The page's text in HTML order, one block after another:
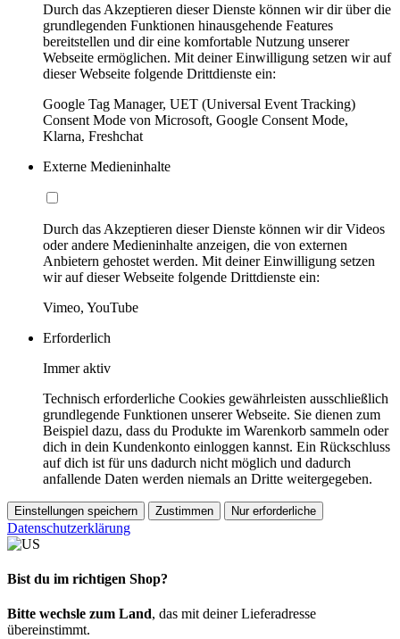
Durch das Akzeptieren dieser Dienste können wir dir über die
grundlegenden Funktionen hinausgehende Features
bereitstellen und dir eine komfortable Nutzung unserer
Webseite ermöglichen. Mit deiner Einwilligung setzen wir auf
dieser Webseite folgende Drittdienste ein:
Google Tag Manager, UET (Universal Event Tracking)
Consent Mode von Microsoft, Google Consent Mode,
Klarna, Freshchat
Externe Medieninhalte
Durch das Akzeptieren dieser Dienste können wir dir Videos
oder andere Medieninhalte anzeigen, die von externen
Anbietern gehostet werden. Mit deiner Einwilligung setzen
wir auf dieser Webseite folgende Drittdienste ein:
Vimeo, YouTube
Erforderlich
Immer aktiv
Technisch erforderliche Cookies gewährleisten ausschließlich
grundlegende Funktionen unserer Webseite. Sie dienen zum
Beispiel dazu, dass du Produkte im Warenkorb sammeln oder
dich in dein Kundenkonto einloggen kannst. Ein Rückschluss
auf dich ist für uns dadurch nicht möglich und dadurch
anfallende Daten werden niemals an Dritte weitergegeben.
Einstellungen speichern Zustimmen Nur erforderliche
Datenschutzerklärung
Bist du im richtigen Shop?
Bitte wechsle zum Land, das mit deiner Lieferadresse
übereinstimmt.